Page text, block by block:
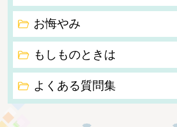
お悔やみ
もしものときは
よくある質問集